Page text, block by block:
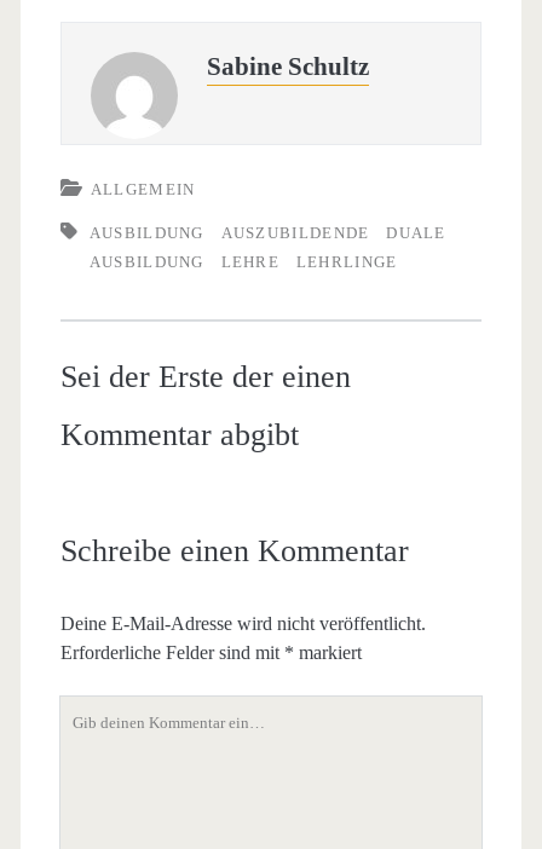
Sabine Schultz
ALLGEMEIN
AUSBILDUNG AUSZUBILDENDE
DUALE
AUSBILDUNG
LEHRE LEHRLINGE
Sei der Erste der einen
Kommentar abgibt
Schreibe einen Kommentar
Deine E-Mail-Adresse wird nicht veröffentlicht.
Erforderliche Felder sind mit * markiert